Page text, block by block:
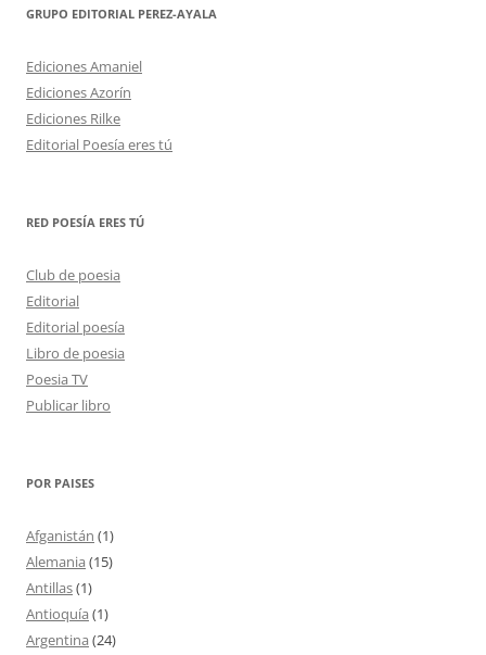
GRUPO EDITORIAL PEREZ-AYALA
Ediciones Amaniel
Ediciones Azorín
Ediciones Rilke
Editorial Poesía eres tú
RED POESÍA ERES TÚ
Club de poesia
Editorial
Editorial poesía
Libro de poesia
Poesia TV
Publicar libro
POR PAISES
Afganistán (1)
Alemania (15)
Antillas(1)
Antioquía (1)
Argentina (24)